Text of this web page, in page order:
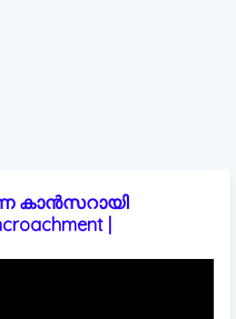
കാൻസറായി
|